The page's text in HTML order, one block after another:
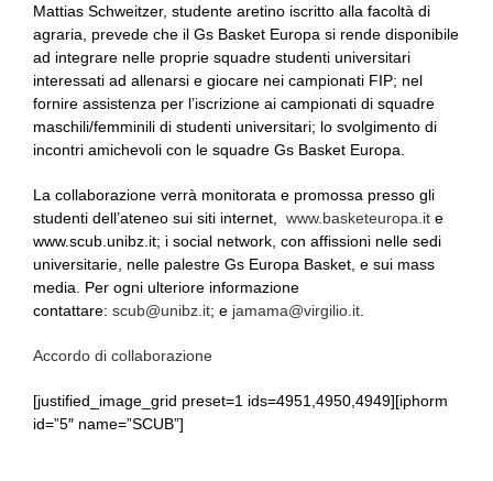
Mattias Schweitzer, studente aretino iscritto alla facoltà di
agraria, prevede che il Gs Basket Europa si rende disponibile
ad integrare nelle proprie squadre studenti universitari
interessati ad allenarsi e giocare nei campionati FIP; nel
fornire assistenza per l’iscrizione ai campionati di squadre
maschili/femminili di studenti universitari; lo svolgimento di
incontri amichevoli con le squadre Gs Basket Europa.
La collaborazione verrà monitorata e promossa presso gli
studenti dell’ateneo sui siti internet, www.basketeuropa.it e
www.scub.unibz.it; i social network, con affissioni nelle sedi
universitarie, nelle palestre Gs Europa Basket, e sui mass
media. Per ogni ulteriore informazione
contattare: scub@unibz.it; e jamama@virgilio.it
Accordo di collaborazione
[justified_image_grid preset=1 ids=4951,4950,4949][iphorm
id=”5″ name=”SCUB”]